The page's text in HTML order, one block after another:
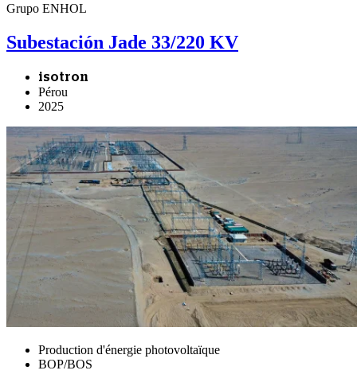
Grupo ENHOL
Subestación Jade 33/220 KV
isotron
Pérou
2025
Production d'énergie photovoltaïque
BOP/BOS